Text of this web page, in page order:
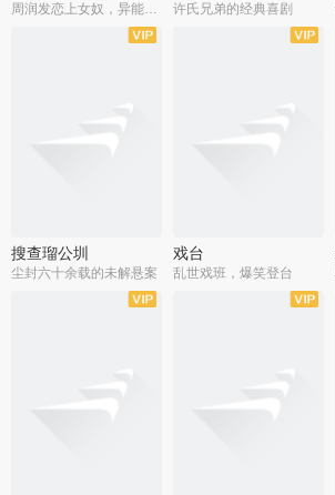
周润发恋上女奴，异能护体战邪派 许氏兄弟的经典喜剧
搜查瑠公圳
尘封六十余载的未解悬案
戏台
乱世戏班，爆笑登台